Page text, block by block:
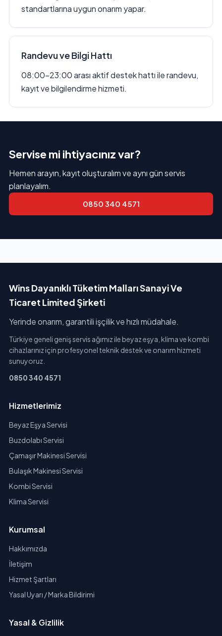
standartlarına uygun onarım yapar.
Randevu ve Bilgi Hattı
08:00–23:00 arası aktif destek hattı ile randevu,
kayıt ve bilgilendirme hizmeti.
Servise mi ihtiyacınız var?
Hemen arayın, kayıt oluşturalım ve aynı gün servis
planlayalım.
0850 340 4571
Wins Dayanıklı Tüketim Malları Sanayi Ve
Ticaret Limited Şirketi
Yerinde onarım, garantili işçilik ve hızlı müdahale.
Türkiye geneli geniş servis ağımız ile beyaz eşya, klima ve kombi
cihazlarınız için profesyonel teknik destek ve onarım hizmeti
sunuyoruz.
0850 340 4571
Hizmetlerimiz
Beyaz Eşya Servisi
Buzdolabı Servisi
Çamaşır Makinesi Servisi
Bulaşık Makinesi Servisi
Kombi Servisi
Klima Servisi
Kurumsal
Hakkımızda
İletişim
Hizmet Şartları
Yasal Uyarı / Marka Bildirimi
Yasal & Gizlilik